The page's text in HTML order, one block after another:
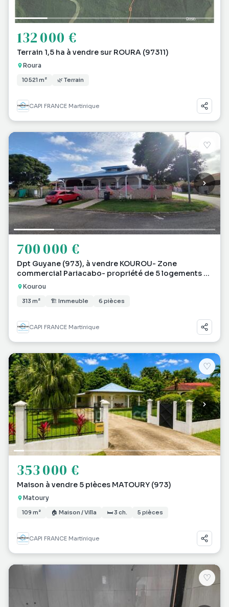
132 000 €
Terrain 1,5 ha à vendre sur ROURA (97311)
Roura
10 521 m² 🌿 Terrain
CAPI FRANCE Martinique
♡
700 000 €
Dpt Guyane (973), à vendre KOUROU- Zone
commercial Pariacabo- propriété de 5 logements -
Terrain de
Kourou
313 m² 🏗 Immeuble 6 pièces
CAPI FRANCE Martinique
♡
353 000 €
Maison à vendre 5 pièces MATOURY (973)
Matoury
109 m² 🏠 Maison / Villa 🛏 3 ch. 5 pièces
CAPI FRANCE Martinique
♡